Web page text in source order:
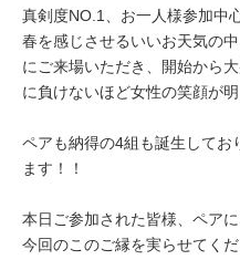
真剣度NO.1、お一人様参加中
春を感じさせるいいお天気の
にご来場いただき、開始から
に負けないほど女性の笑顔が
ペアも納得の4組も誕生してお
ます！！
本日ご参加された皆様、ペア
今回のこのご縁を実らせてく